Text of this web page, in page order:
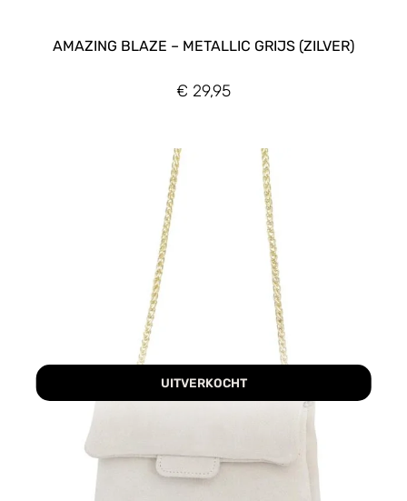
AMAZING BLAZE – METALLIC GRIJS (ZILVER)
€ 29,95
UITVERKOCHT